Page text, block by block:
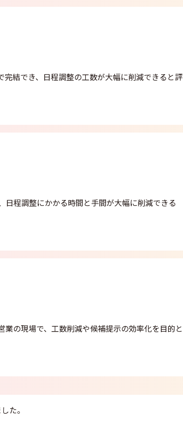
結でき、日程調整の工数が大幅に削減できると評
程調整にかかる時間と手間が大幅に削減できる
の現場で、工数削減や候補提示の効率化を目的と
た。